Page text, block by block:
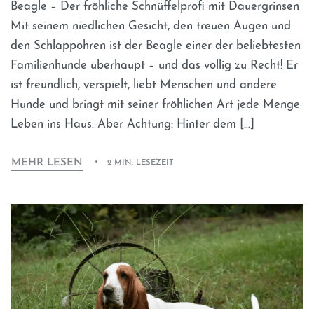
Beagle – Der fröhliche Schnüffelprofi mit Dauergrinsen
Mit seinem niedlichen Gesicht, den treuen Augen und
den Schlappohren ist der Beagle einer der beliebtesten
Familienhunde überhaupt – und das völlig zu Recht! Er
ist freundlich, verspielt, liebt Menschen und andere
Hunde und bringt mit seiner fröhlichen Art jede Menge
Leben ins Haus. Aber Achtung: Hinter dem […]
MEHR LESEN 2 MIN. LESEZEIT